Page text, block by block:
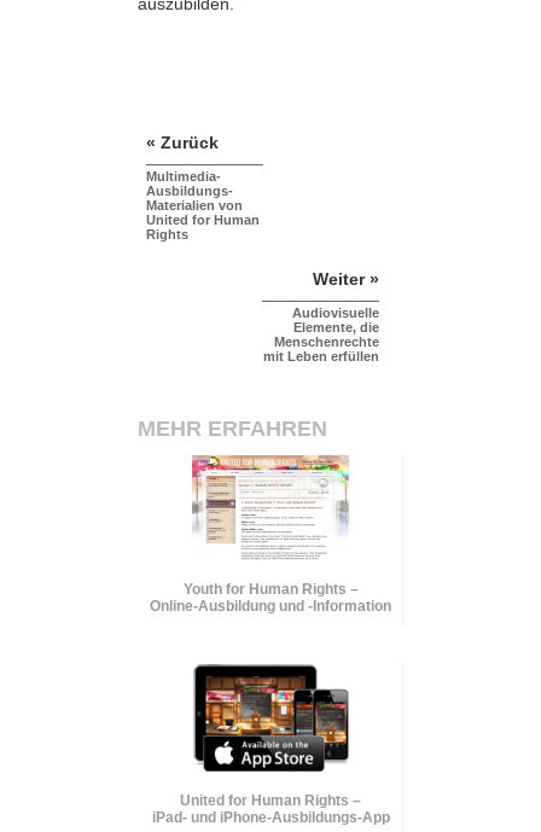
« Zurück
Multimedia-
Ausbildungs-
Materialien von
United for Human
Rights
Weiter »
Audiovisuelle
Elemente, die
Menschenrechte
mit Leben erfüllen
MEHR ERFAHREN
Youth for Human Rights –
Online-Ausbildung und-Information
United for Human Rights –
iPad- und iPhone-Ausbildungs-App